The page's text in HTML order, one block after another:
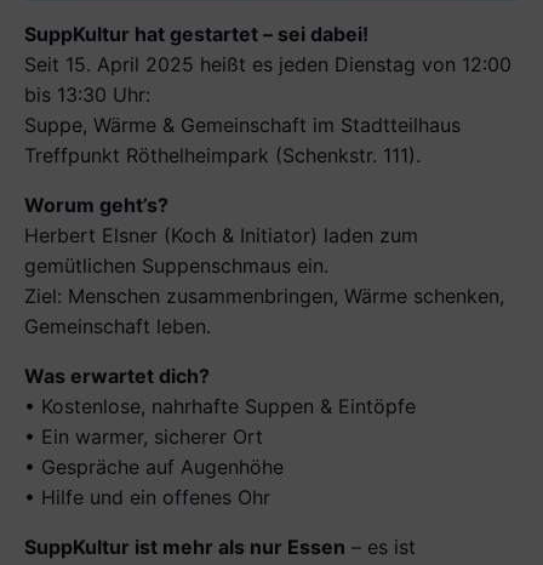
SuppKultur hat gestartet – sei dabei!
Seit 15. April 2025 heißt es jeden Dienstag von 12:00
bis 13:30 Uhr:
Suppe, Wärme & Gemeinschaft im Stadtteilhaus
Treffpunkt Röthelheimpark (Schenkstr. 111).
Worum geht’s?
Herbert Elsner (Koch & Initiator) laden zum
gemütlichen Suppenschmaus ein.
Ziel: Menschen zusammenbringen, Wärme schenken,
Gemeinschaft leben.
Was erwartet dich?
• Kostenlose, nahrhafte Suppen & Eintöpfe
• Ein warmer, sicherer Ort
• Gespräche auf Augenhöhe
• Hilfe und ein offenes Ohr
SuppKultur ist mehr als nur Essen – es ist